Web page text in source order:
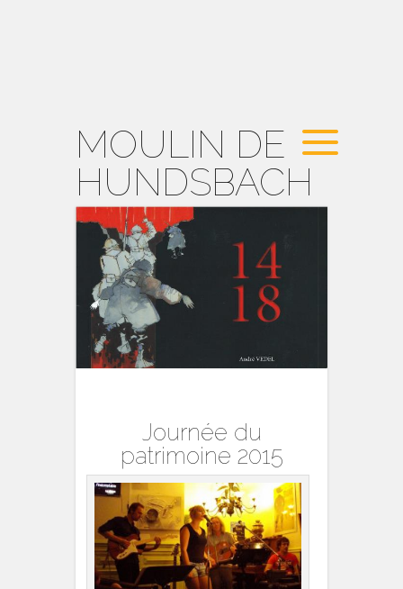
MOULIN DE
HUNDSBACH
Journée du
patrimoine 2015